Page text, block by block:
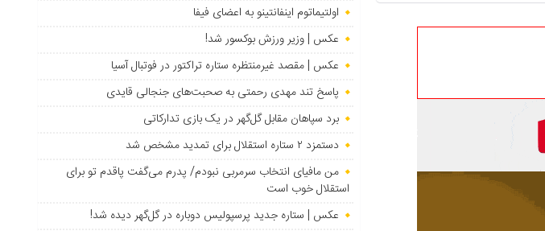
اولتیماتوم اینفانتینو به اعضای فیفا
عکس | وزیر ورزش بوکسور شد!
عکس | مقصد غیرمنتظره ستاره تراکتور در فوتبال آسیا
پاسخ تند مهدی رحمتی به صحبت‌های جنجالی قایدی
برد سپاهان مقابل گل‌گهر در یک بازی تدارکاتی
دستمزد ۲ ستاره استقلال برای تمدید مشخص شد
من مافیای انتخاب سرمربی نبودم/ پدرم می‌گفت پاقدم تو برای
استقلال خوب است
عکس | ستاره جدید پرسپولیس دوباره در گل‌گهر دیده شد!